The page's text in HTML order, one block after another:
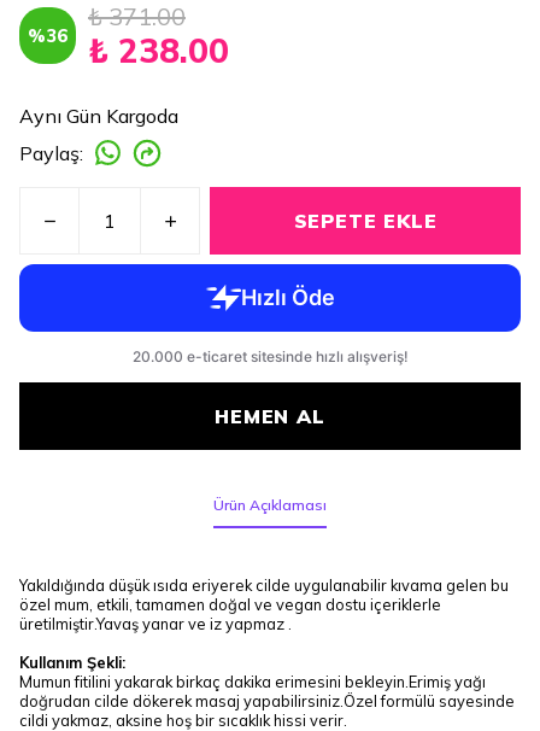
%36
₺ 371.00
₺ 238.00
Aynı Gün Kargoda
Paylaş:
SEPETE EKLE
HEMEN AL
Ürün Açıklaması
Yakıldığında düşük ısıda eriyerek cilde uygulanabilir kıvama gelen bu
özel mum, etkili, tamamen doğal ve vegan dostu içeriklerle
üretilmiştir.Yavaş yanar ve iz yapmaz .
Kullanım Şekli:
Mumun fitilini yakarak birkaç dakika erimesini bekleyin.Erimiş yağı
doğrudan cilde dökerek masaj yapabilirsiniz.Özel formülü sayesinde
cildi yakmaz, aksine hoş bir sıcaklık hissi verir.